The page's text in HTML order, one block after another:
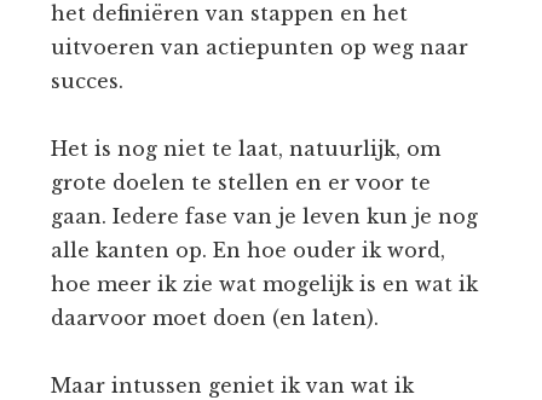
het definiëren van stappen en het
uitvoeren van actiepunten op weg naar
succes.
Het is nog niet te laat, natuurlijk, om
grote doelen te stellen en er voor te
gaan. Iedere fase van je leven kun je nog
alle kanten op. En hoe ouder ik word,
hoe meer ik zie wat mogelijk is en wat ik
daarvoor moet doen (en laten).
Maar intussen geniet ik van wat ik